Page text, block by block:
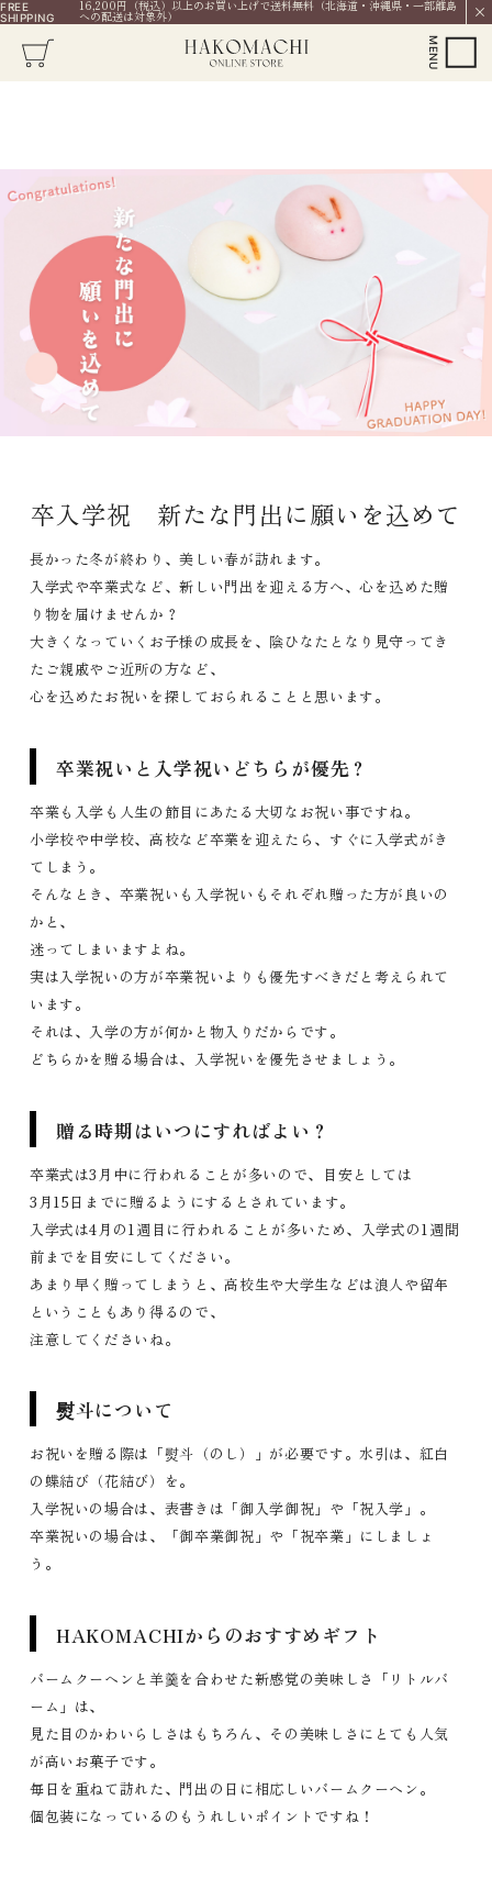
FREE
SHIPPING
16,200円（税込）以上のお買い上げで送料無料（北海道・沖縄県・一部離島
への配送は対象外）
卒入学祝 新たな門出に願いを込めて
長かった冬が終わり、美しい春が訪れます。
入学式や卒業式など、新しい門出を迎える方へ、心を込めた贈
り物を届けませんか？
大きくなっていくお子様の成長を、陰ひなたとなり見守ってき
たご親戚やご近所の方など、
心を込めたお祝いを探しておられることと思います。
卒業祝いと入学祝いどちらが優先？
卒業も入学も人生の節目にあたる大切なお祝い事ですね。
小学校や中学校、高校など卒業を迎えたら、すぐに入学式がき
てしまう。
そんなとき、卒業祝いも入学祝いもそれぞれ贈った方が良いの
かと、
迷ってしまいますよね。
実は入学祝いの方が卒業祝いよりも優先すべきだと考えられて
います。
それは、入学の方が何かと物入りだからです。
どちらかを贈る場合は、入学祝いを優先させましょう。
贈る時期はいつにすればよい？
卒業式は3月中に行われることが多いので、目安としては
3月15日までに贈るようにするとされています。
入学式は4月の1週目に行われることが多いため、入学式の1週間
前までを目安にしてください。
あまり早く贈ってしまうと、高校生や大学生などは浪人や留年
ということもあり得るので、
注意してくださいね。
熨斗について
お祝いを贈る際は「熨斗（のし）」が必要です。水引は、紅白
の蝶結び（花結び）を。
入学祝いの場合は、表書きは「御入学御祝」や「祝入学」。
卒業祝いの場合は、「御卒業御祝」や「祝卒業」にしましょ
う。
HAKOMACHIからのおすすめギフト
バームクーヘンと羊羹を合わせた新感覚の美味しさ「リトルバ
ーム」は、
見た目のかわいらしさはもちろん、その美味しさにとても人気
が高いお菓子です。
毎日を重ねて訪れた、門出の日に相応しいバームクーヘン。
個包装になっているのもうれしいポイントですね！